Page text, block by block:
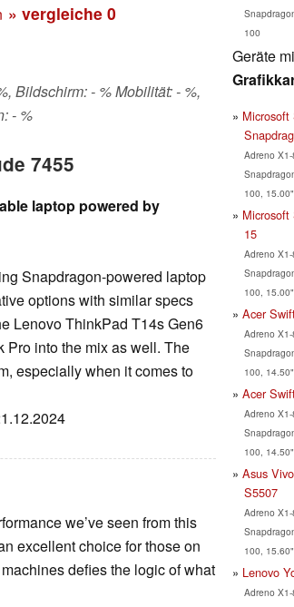
» vergleiche 0
Bildschirm: - % Mobilität: - %,
- %
7455
laptop powered by
Snapdragon-powered laptop
options with similar specs
Lenovo ThinkPad T14s Gen6
Pro into the mix as well. The
especially when it comes to
we’ve seen from this
excellent choice for those on
defies the logic of what
100
Geräte
Microsoft
Adreno
100,
15
Adreno
100,
Acer
Adreno
100,
Acer
Adreno
100,
Asus
S5507
Adreno
100,
Lenovo
Adreno